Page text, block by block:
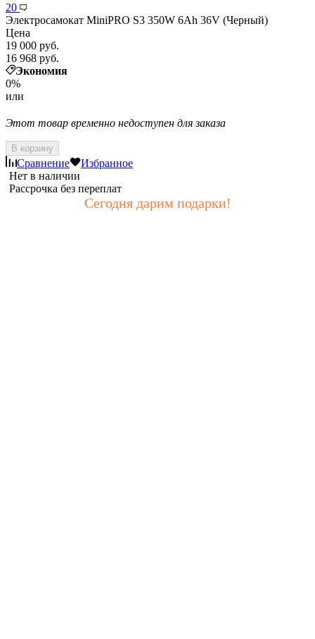
20
Электросамокат MiniPRO S3 350W 6Ah 36V (Черный)
Цена
19 000 руб.
16 968 руб.
Экономия
0%
или
Этот товар временно недоступен для заказа
В корзину
Сравнение
Избранное
Нет в наличии
Рассрочка без переплат
Сегодня дарим подарки!